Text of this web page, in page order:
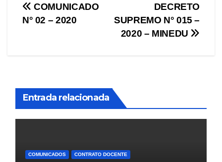
Navegación
DECRETO
SUPREMO N° 015 –
2020 – MINEDU
COMUNICADO
N° 02 – 2020
Entrada relacionada
COMUNICADOS CONTRATO DOCENTE